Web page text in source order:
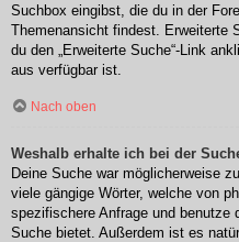
Suchbox eingibst, die du in der
Themenansicht findest. Erweiterte
du den „Erweiterte Suche“-Link
aus verfügbar ist.
Nach oben
Weshalb erhalte ich bei der
Deine Suche war möglicherweise
viele gängige Wörter, welche von
spezifischere Anfrage und benutze
Suche bietet. Außerdem ist es